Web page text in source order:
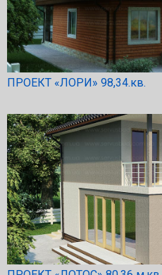
ПРОЕКТ «ЛОРИ» 98,34.кв.